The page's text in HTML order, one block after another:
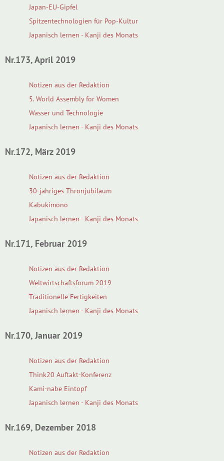
Japan-EU-Gipfel
Spitzentechnologien für Pop-Kultur
Japanisch lernen - Kanji des Monats
Nr.173, April 2019
Notizen aus der Redaktion
5. World Assembly for Women
Wasser und Technologie
Japanisch lernen - Kanji des Monats
Nr.172, März 2019
Notizen aus der Redaktion
30-jähriges Thronjubiläum
Kabukimono
Japanisch lernen - Kanji des Monats
Nr.171, Februar 2019
Notizen aus der Redaktion
Weltwirtschaftsforum 2019
Traditionelle Fertigkeiten
Japanisch lernen - Kanji des Monats
Nr.170, Januar 2019
Notizen aus der Redaktion
Think20 Auftakt-Konferenz
Kami-nabe Eintopf
Japanisch lernen - Kanji des Monats
Nr.169, Dezember 2018
Notizen aus der Redaktion